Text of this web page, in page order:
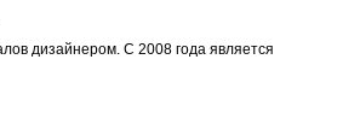
дизайнером. С 2008 года является